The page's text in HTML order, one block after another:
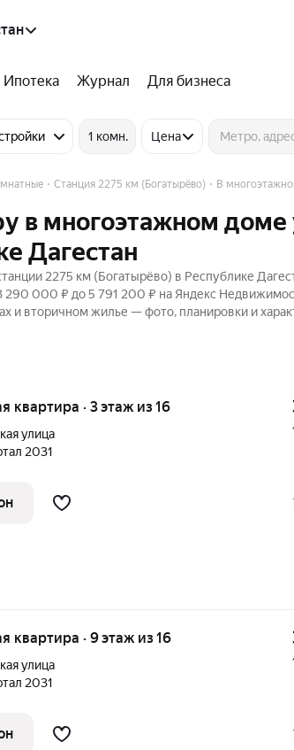
Ипотека Журнал Для бизнеса
1 комн. Цена
Станция 2275 км (Богатырёво) В
в многоэтажном доме
Дагестан
2275 км (Богатырёво) в Республике
290 000 ₽ до 5 791 200 ₽ на Яндекс
и вторичном жилье — фото, планировки и
квартира · 3 этаж из 16
улица
2031
квартира · 9 этаж из 16
улица
2031